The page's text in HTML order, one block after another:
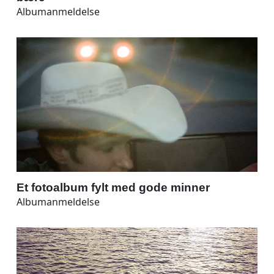
Albumanmeldelse
Et fotoalbum fylt med gode minner
Albumanmeldelse